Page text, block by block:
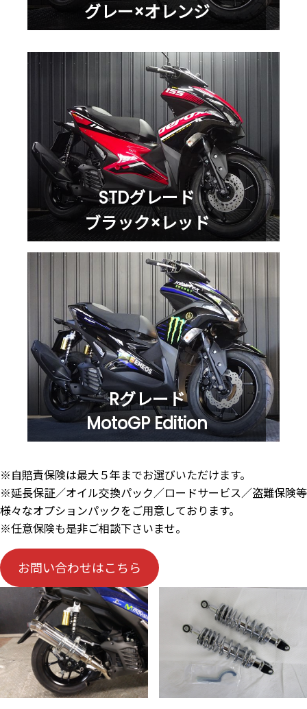
グレー×オレンジ
STDグレード
ブラック×レッド
Rグレード
MotoGP Edition
※自賠責保険は最大５年までお選びいただけます。
※延長保証／オイル交換パック／ロードサービス／盗難保険等
様々なオプションパックをご用意しております。
※任意保険も是非ご相談下さいませ。
お問い合わせはこちら